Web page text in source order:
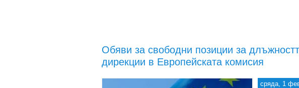
Обяви за свободни позиции за
дирекции в Европейската комисия
сряда, 1